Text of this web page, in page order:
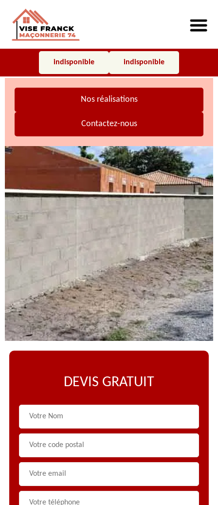
indisponible indisponible
Nos réalisations
Contactez-nous
DEVIS GRATUIT